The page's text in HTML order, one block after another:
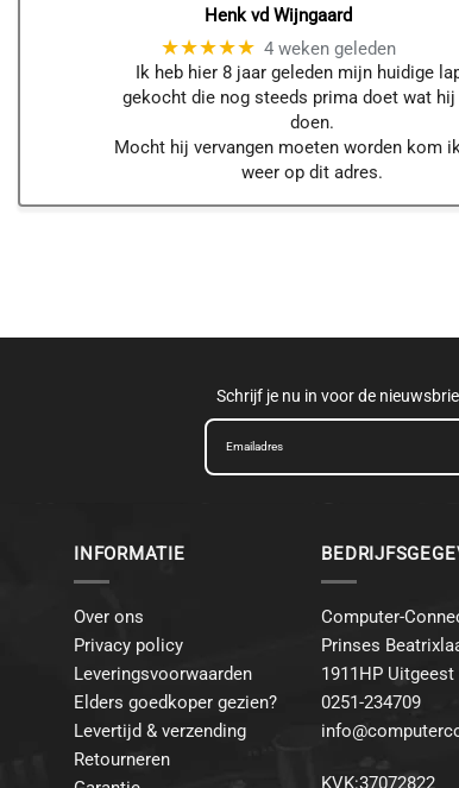
Henk vd Wijngaard
★★★★★ 4 weken geleden
Ik heb hier 8 jaar geleden mijn huidige
gekocht die nog steeds prima doet wat
doen.
Mocht hij vervangen moeten worden kom
weer op dit adres.
Schrijf je nu in voor de
INFORMATIE
Over ons
Privacy policy
Leveringsvoorwaarden
Elders goedkoper gezien?
Levertijd & verzending
Retourneren
Computer-
Prinses
1911HP Uitgeest
0251-234709
KVK:37072822